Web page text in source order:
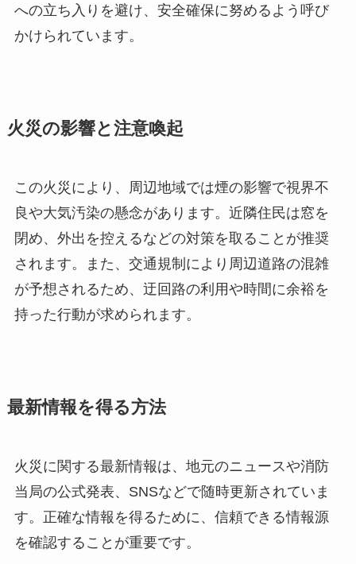
への立ち入りを避け、安全確保に努めるよう呼び
かけられています。
火災の影響と注意喚起
この火災により、周辺地域では煙の影響で視界不
良や大気汚染の懸念があります。近隣住民は窓を
閉め、外出を控えるなどの対策を取ることが推奨
されます。また、交通規制により周辺道路の混雑
が予想されるため、迂回路の利用や時間に余裕を
持った行動が求められます。
最新情報を得る方法
火災に関する最新情報は、地元のニュースや消防
当局の公式発表、SNSなどで随時更新されていま
す。正確な情報を得るために、信頼できる情報源
を確認することが重要です。